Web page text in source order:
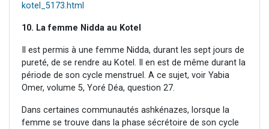
kotel_5173.html
10. La femme Nidda au Kotel
Il est permis à une femme Nidda, durant les sept jours de
pureté, de se rendre au Kotel. Il en est de même durant la
période de son cycle menstruel. A ce sujet, voir Yabia
Omer, volume 5, Yoré Déa, question 27.
Dans certaines communautés ashkénazes, lorsque la
femme se trouve dans la phase sécrétoire de son cycle